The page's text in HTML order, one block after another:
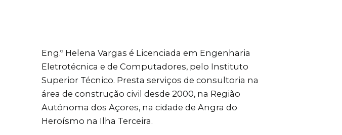
Eng.º Helena Vargas é Licenciada em Engenharia
Eletrotécnica e de Computadores, pelo Instituto
Superior Técnico. Presta serviços de consultoria na
área de construção civil desde 2000, na Região
Autónoma dos Açores, na cidade de Angra do
Heroísmo na Ilha Terceira.